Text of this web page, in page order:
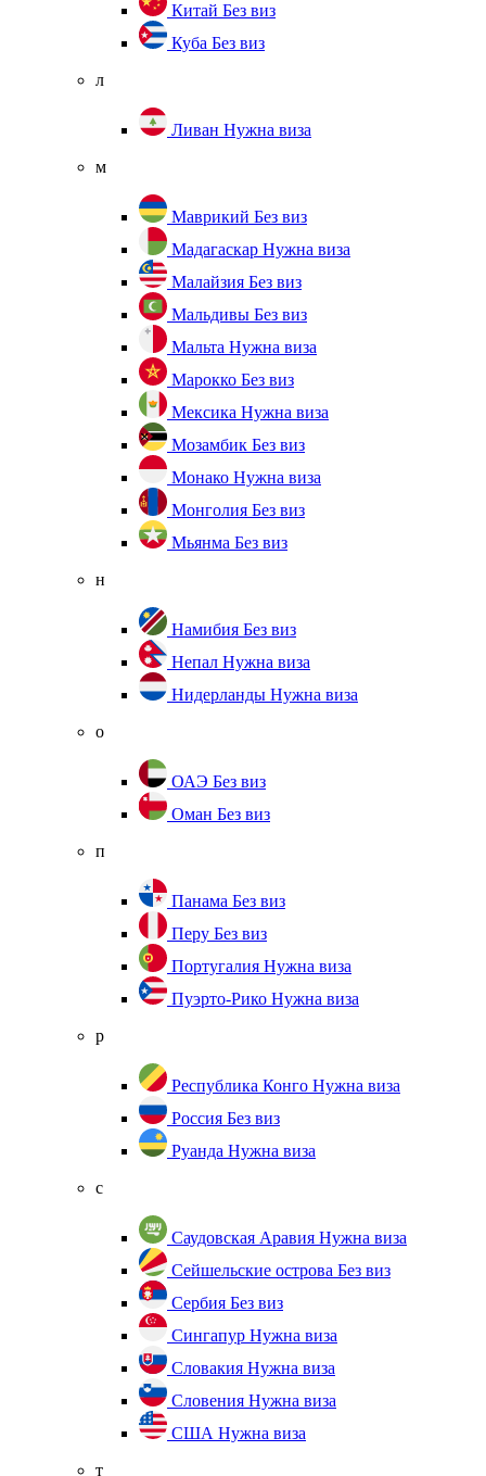
Китай Без виз
Куба Без виз
л
Ливан Нужна виза
м
Маврикий Без виз
Мадагаскар Нужна виза
Малайзия Без виз
Мальдивы Без виз
Мальта Нужна виза
Марокко Без виз
Мексика Нужна виза
Мозамбик Без виз
Монако Нужна виза
Монголия Без виз
Мьянма Без виз
н
Намибия Без виз
Непал Нужна виза
Нидерланды Нужна виза
о
ОАЭ Без виз
Оман Без виз
п
Панама Без виз
Перу Без виз
Португалия Нужна виза
Пуэрто-Рико Нужна виза
р
Республика Конго Нужна виза
Россия Без виз
Руанда Нужна виза
с
Саудовская Аравия Нужна виза
Сейшельские острова Без виз
Сербия Без виз
Сингапур Нужна виза
Словакия Нужна виза
Словения Нужна виза
США Нужна виза
т